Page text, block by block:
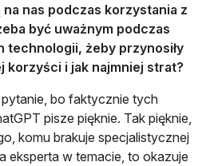
na nas podczas korzystania z
być uważnym podczas
technologii, żeby przynosiły
korzyści i jak najmniej strat?
bo faktycznie tych
pisze pięknie. Tak pięknie,
komu brakuje specjalistycznej
eksperta w temacie, to okazuje